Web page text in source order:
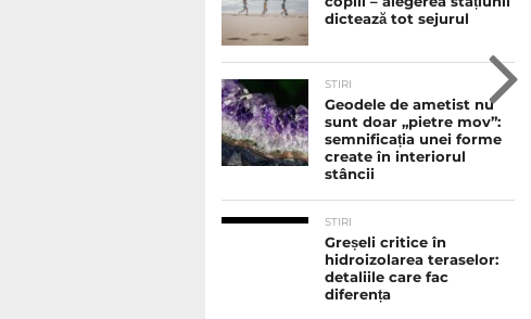
dictează tot sejurul
STIRI
Geodele de ametist nu
sunt doar „pietre mov”:
semnificația unei forme
create în interiorul
stâncii
STIRI
Greșeli critice în
hidroizolarea teraselor:
detaliile care fac
diferența